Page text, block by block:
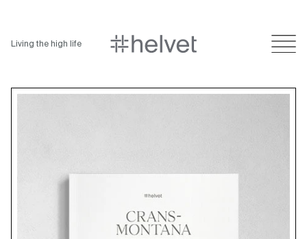
Living the high life